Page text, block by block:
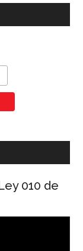
010 de